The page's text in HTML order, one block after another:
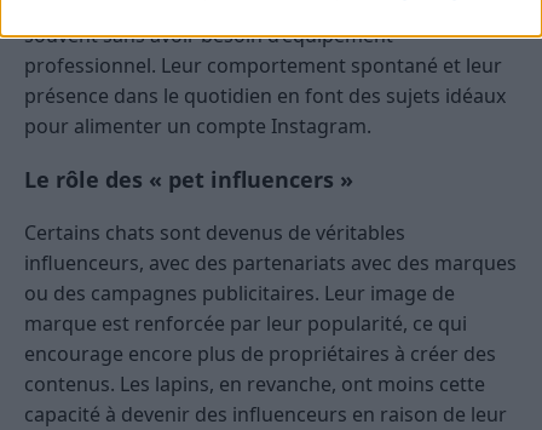
souvent sans avoir besoin d’équipement
professionnel. Leur comportement spontané et leur
présence dans le quotidien en font des sujets idéaux
pour alimenter un compte Instagram.
Le rôle des « pet influencers »
Certains chats sont devenus de véritables
influenceurs, avec des partenariats avec des marques
ou des campagnes publicitaires. Leur image de
marque est renforcée par leur popularité, ce qui
encourage encore plus de propriétaires à créer des
contenus. Les lapins, en revanche, ont moins cette
capacité à devenir des influenceurs en raison de leur